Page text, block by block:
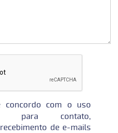
concordo com o uso
para contato,
de e-mails